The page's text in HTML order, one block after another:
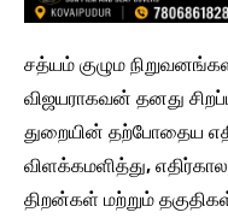
சத்யம் குழும
விஜயராகவன் தனது
துறையின் தற்போதைய
விளக்கமளித்து,
திறன்கள் மற்றும்